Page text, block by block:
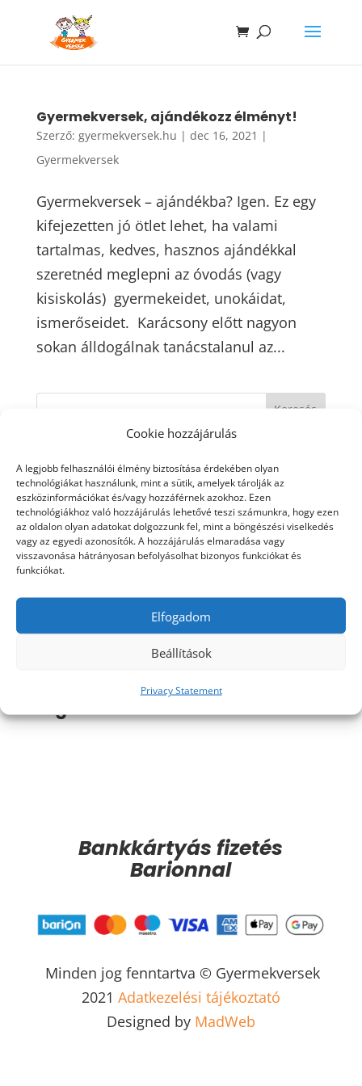
Cookie hozzájárulás
A legjobb felhasználói élmény biztosítása érdekében olyan
technológiákat használunk, mint a sütik, amelyek tárolják az
eszközinformációkat és/vagy hozzáférnek azokhoz. Ezen
technológiákhoz való hozzájárulás lehetővé teszi számunkra, hogy ezen
az oldalon olyan adatokat dolgozzunk fel, mint a böngészési viselkedés
vagy az egyedi azonosítók. A hozzájárulás elmaradása vagy
visszavonása hátrányosan befolyásolhat bizonyos funkciókat és
funkciókat.
Elfogadom
Beállítások
Privacy Statement
Gyermekversek, ajándékozz élményt!
Szerző: gyermekversek.hu | dec 16, 2021 |
Gyermekversek
Gyermekversek – ajándékba? Igen. Ez egy
kifejezetten jó ötlet lehet, ha valami
tartalmas, kedves, hasznos ajándékkal
szeretnéd meglepni az óvodás (vagy
kisiskolás) gyermekeidet, unokáidat,
ismerőseidet. Karácsony előtt nagyon
sokan álldogálnak tanácstalanul az...
Legutóbbi bejegyzések
A gyermekversek, mondókák részletes
bemutatása
Mit tehetünk, ha hisztizik a gyerek?
Gyermekversek, ajándékozz élményt!
Fejlesztő játékok ovisoknak
Gyermekversek könyv – a versélmény
Legutóbbi hozzászólások
Bankkártyás fizetés
Barionnal
Minden jog fenntartva © Gyermekversek
2021 Adatkezelési tájékoztató
Designed by MadWeb